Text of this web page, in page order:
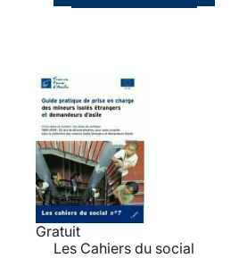
Gratuit
Les Cahiers du social